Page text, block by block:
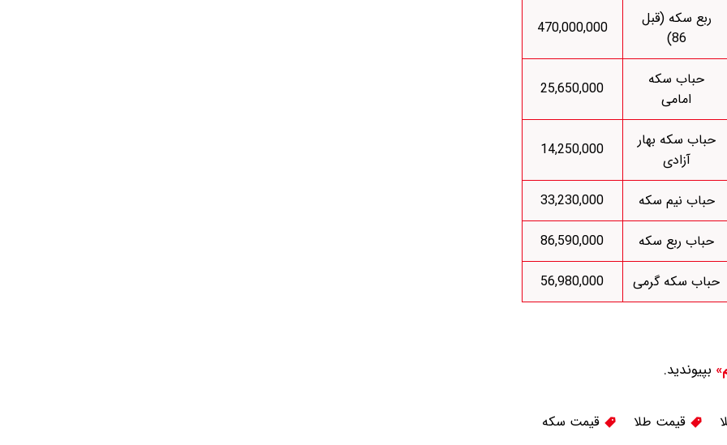
ربع سکه (قبل
86)
470,000,000
حباب سکه
امامی
25,650,000
حباب سکه بهار
آزادی
14,250,000
حباب نیم سکه
33,230,000
حباب ربع سکه
86,590,000
حباب سکه گرمی
56,980,000
بپیوندید.
قیمت طلا قیمت سکه